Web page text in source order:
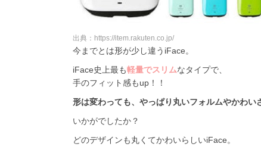
出典：https://item.rakuten.co.jp/
今までとは形が少し違うiFace。
iFace史上最も軽量でスリムなタイプで、
手のフィット感もup！！
形は変わっても、やっぱり丸いフォルムやかわい
いかがでしたか？
どのデザインも丸くてかわいらしいiFace。